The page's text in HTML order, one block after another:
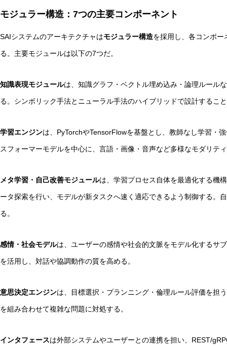
モジュラー構造：7つの主要コンポーネント
SAIシステムのアーキテクチャはモジュラー構造を採用し、各コンポ
る。主要モジュールは以下の7つだ。
知識表現モジュールは、知識グラフ・ベクトル埋め込み・論理ルール
る。シンボリック手法とニューラル手法のハイブリッドで設計するこ
学習エンジンは、PyTorchやTensorFlowを基盤とし、教師なし学習・
スフォーマーモデルを中心に、言語・画像・音声など多様なモダリテ
メタ学習・自己改善モジュールは、学習プロセス自体を最適化する機
ータ探索を行い、モデルが新タスクへ速く適応できるよう制御する。
る。
感情・社会モデルは、ユーザーの感情や社会的文脈をモデル化するサ
を活用し、対話や協調動作の質を高める。
意思決定エンジンは、目標選択・プランニング・倫理ルール評価を担
を組み合わせて複雑な問題に対処する。
インタフェースは外部システムやユーザーとの連携を担い、REST/